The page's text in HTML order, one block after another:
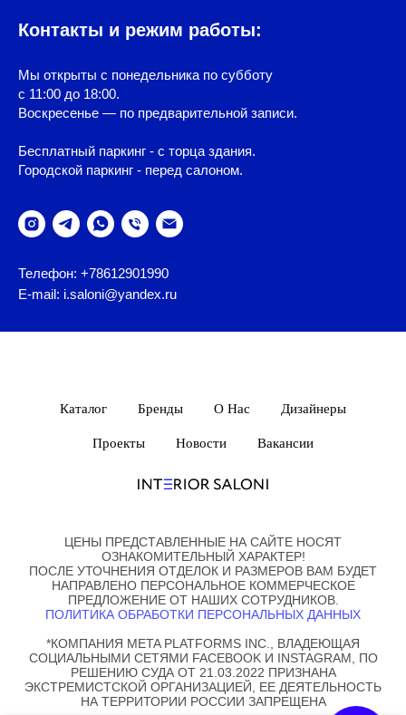
Контакты и режим работы:
Мы открыты с понедельника по субботу
с 11:00 до 18:00.
Воскресенье — по предварительной записи.
Бесплатный паркинг - с торца здания.
Городской паркинг - перед салоном.
Телефон: +78612901990
E-mail: i.saloni@yandex.ru
Каталог Бренды О Нас Дизайнеры
Проекты Новости Вакансии
ЦЕНЫ ПРЕДСТАВЛЕННЫЕ НА САЙТЕ НОСЯТ
ОЗНАКОМИТЕЛЬНЫЙ ХАРАКТЕР!
ПОСЛЕ УТОЧНЕНИЯ ОТДЕЛОК И РАЗМЕРОВ ВАМ БУДЕТ
НАПРАВЛЕНО ПЕРСОНАЛЬНОЕ КОММЕРЧЕСКОЕ
ПРЕДЛОЖЕНИЕ ОТ НАШИХ СОТРУДНИКОВ.
ПОЛИТИКА ОБРАБОТКИ ПЕРСОНАЛЬНЫХ ДАННЫХ
*КОМПАНИЯ META PLATFORMS INC., ВЛАДЕЮЩАЯ
СОЦИАЛЬНЫМИ СЕТЯМИ FACEBOOK И INSTAGRAM, ПО
РЕШЕНИЮ СУДА ОТ 21.03.2022 ПРИЗНАНА
ЭКСТРЕМИСТСКОЙ ОРГАНИЗАЦИЕЙ, ЕЕ ДЕЯТЕЛЬНОСТЬ
НА ТЕРРИТОРИИ РОССИИ ЗАПРЕЩЕНА